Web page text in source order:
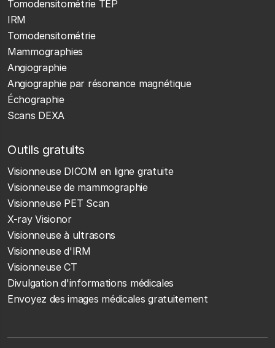
Tomodensitométrie TEP
IRM
Tomodensitométrie
Mammographies
Angiographie
Angiographie par résonance magnétique
Échographie
Scans DEXA
Outils gratuits
Visionneuse DICOM en ligne gratuite
Visionneuse de mammographie
Visionneuse PET Scan
X-ray Visionor
Visionneuse à ultrasons
Visionneuse d'IRM
Visionneuse CT
Divulgation d'informations médicales
Envoyez des images médicales gratuitement